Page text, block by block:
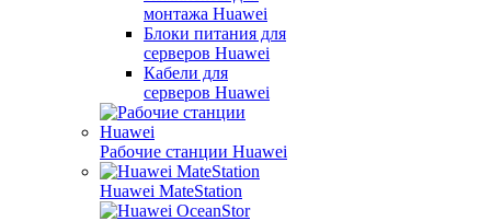
монтажа Huawei
Блоки питания для
серверов Huawei
Кабели для
серверов Huawei
Рабочие станции Huawei
Huawei MateStation